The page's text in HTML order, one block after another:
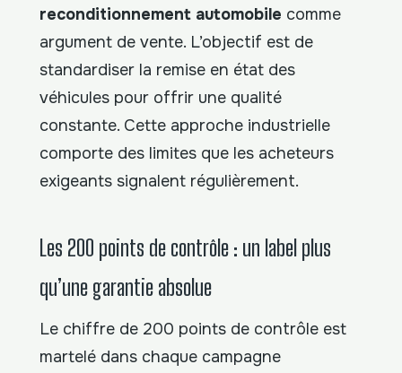
reconditionnement automobile comme
argument de vente. L’objectif est de
standardiser la remise en état des
véhicules pour offrir une qualité
constante. Cette approche industrielle
comporte des limites que les acheteurs
exigeants signalent régulièrement.
Les 200 points de contrôle : un label plus
qu’une garantie absolue
Le chiffre de 200 points de contrôle est
martelé dans chaque campagne